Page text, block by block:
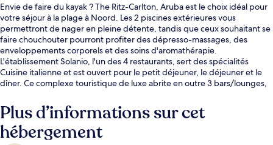
Envie de faire du kayak ? The Ritz-Carlton, Aruba est le choix idéal pour
votre séjour à la plage à Noord. Les 2 piscines extérieures vous
permettront de nager en pleine détente, tandis que ceux souhaitant se
faire chouchouter pourront profiter des dépresso-massages, des
enveloppements corporels et des soins d'aromathérapie.
L'établissement Solanio, l'un des 4 restaurants, sert des spécialités
Cuisine italienne et est ouvert pour le petit déjeuner, le déjeuner et le
dîner. Ce complexe touristique de luxe abrite en outre 3 bars/lounges,
tarissent pas d'éloges en ce qui concerne la piscine rafraîchissante et le
personnel attentionné.
Plus d’informations sur cet
hébergement